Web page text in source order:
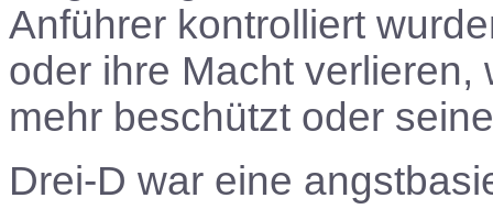
Anführer kontrolliert
oder ihre Macht verlieren,
mehr beschützt oder
Drei-D war eine